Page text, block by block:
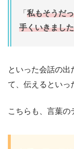
「 私もそうだ
手くいきました
といった会話の出
て、伝えるといっ
こちらも、言葉の